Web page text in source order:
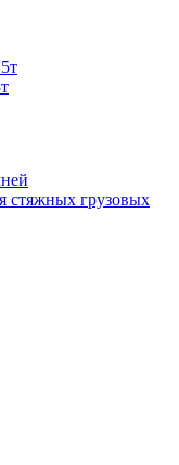
стяжных грузовых